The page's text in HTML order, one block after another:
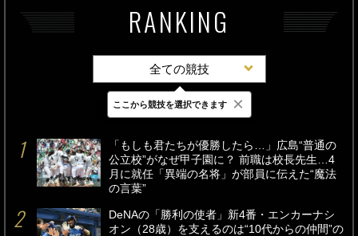
RANKING
全ての競技
最新 24時間 週間
「もしも君たちが優勝したら…」広島“普通の
公立校”がなぜ甲子園に？ 前職は校長先生…4
月に就任「異端の名将」が部員に伝えた“魔法
の言葉”
DeNAの「勝利の使者」新4番・エンカーナシ
オン（28歳）を支えるのは“10代からの仲間”の
ここから競技を選択できます ×